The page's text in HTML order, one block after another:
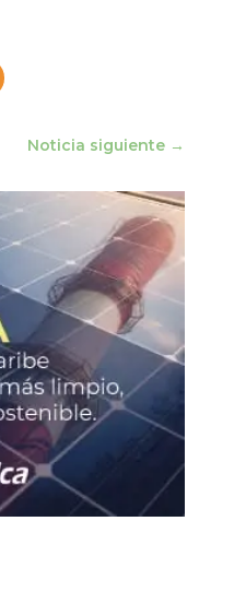
Noticia siguiente →